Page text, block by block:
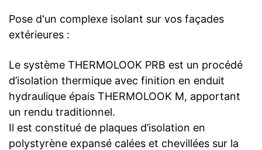
Pose d'un complexe isolant sur vos façades
extérieures :
Le système THERMOLOOK PRB est un procédé
d’isolation thermique avec finition en enduit
hydraulique épais THERMOLOOK M, apportant
un rendu traditionnel.
Il est constitué de plaques d’isolation en
polystyrène expansé calées et chevillées sur la